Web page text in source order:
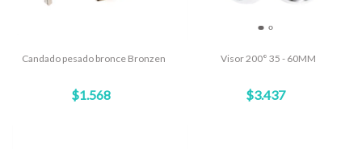
Candado pesado bronce Bronzen
$1.568
Visor 200° 35 - 60MM
$3.437